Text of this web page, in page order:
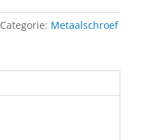
Categorie: Metaalschroef